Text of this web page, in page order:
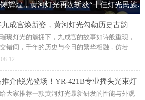
荣耀加冕！廿载光影铸辉煌，黄河灯光再次斩获“十佳灯光民族品牌”荣誉称号！
九成宫焕新姿，黄河灯光勾勒历史古韵
璨灯光的簇拥下，九成宫的故事如诗般重现，
错间，千年的历史与今日的繁华相融，仿若梦
。这个暑假来麟游九成宫，于灯光璀璨中，回
12
推介|锐光登场！YR-421B专业摇头光束灯
大家推荐一款黄河灯光最新研发的性能与外观